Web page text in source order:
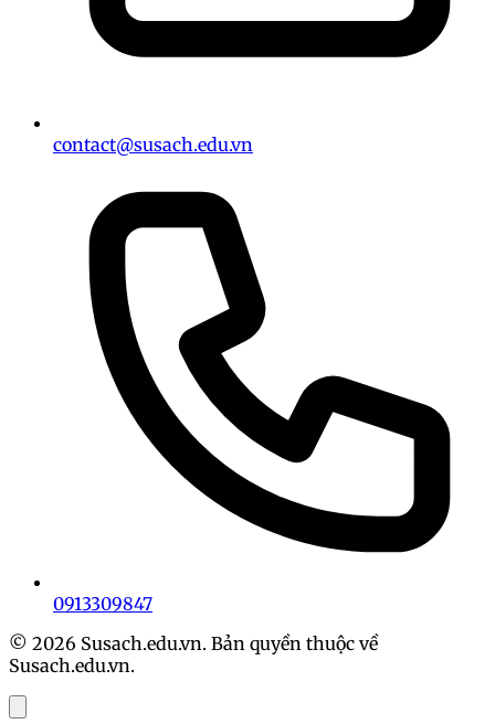
contact@susach.edu.vn
0913309847
© 2026 Susach.edu.vn. Bản quyền thuộc về
Susach.edu.vn.